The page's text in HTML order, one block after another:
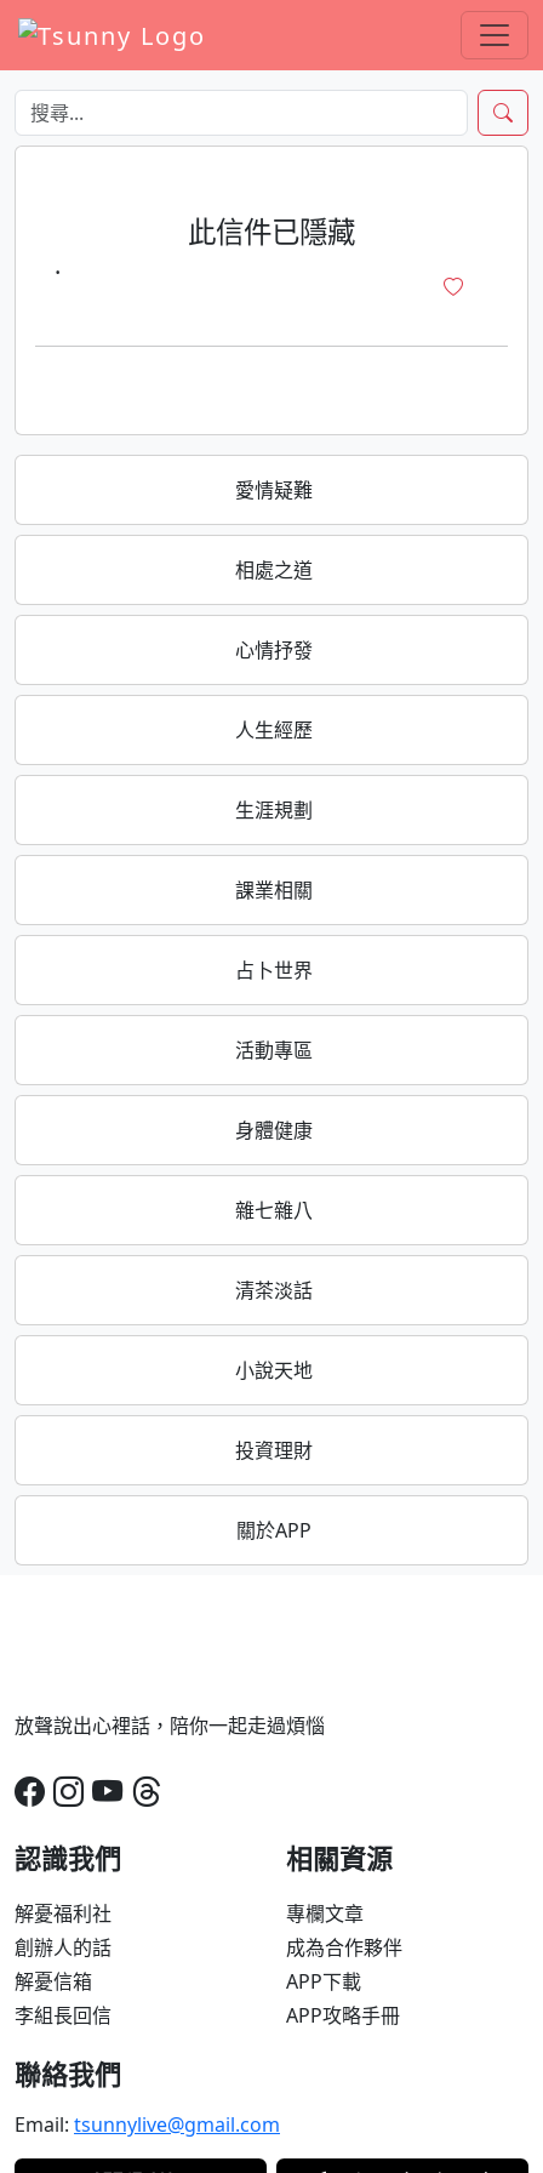
愛情疑難
相處之道
心情抒發
人生經歷
生涯規劃
課業相關
占卜世界
活動專區
身體健康
雜七雜八
清茶淡話
小說天地
投資理財
關於APP
此信件已隱藏
·
放聲說出心裡話，陪你一起走過煩惱
認識我們
解憂福利社
創辦人的話
解憂信箱
李組長回信
相關資源
專欄文章
成為合作夥伴
APP下載
APP攻略手冊
聯絡我們
Email: tsunnylive@gmail.com